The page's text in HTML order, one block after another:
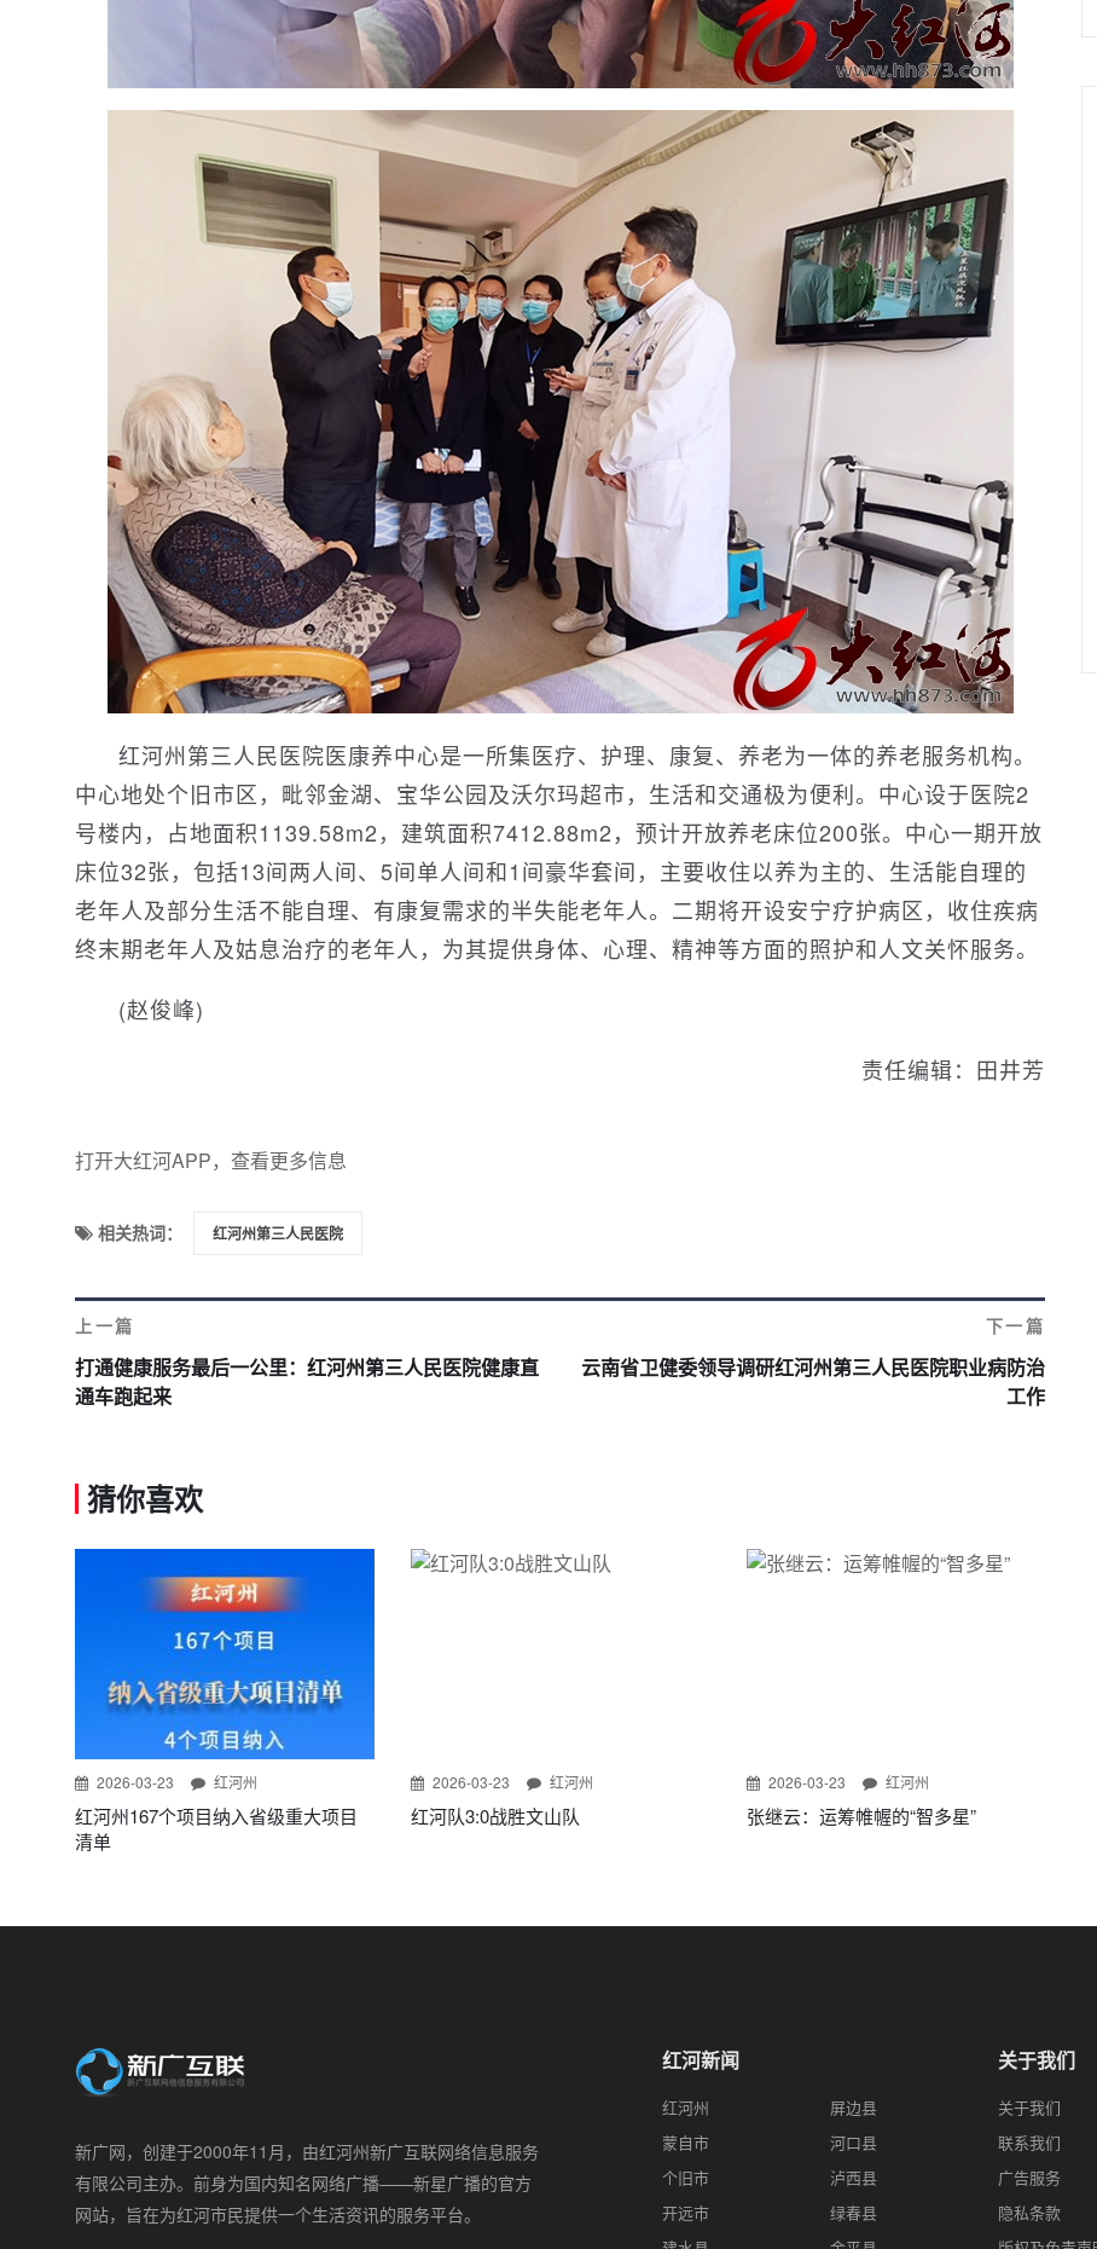
红河州第三人民医院医康养中心是一所集医疗、护理、康复、养老为一体的养老服务机构。
中心地处个旧市区，毗邻金湖、宝华公园及沃尔玛超市，生活和交通极为便利。中心设于医院2
号楼内，占地面积1139.58m2，建筑面积7412.88m2，预计开放养老床位200张。中心一期开放
床位32张，包括13间两人间、5间单人间和1间豪华套间，主要收住以养为主的、生活能自理的
老年人及部分生活不能自理、有康复需求的半失能老年人。二期将开设安宁疗护病区，收住疾病
终末期老年人及姑息治疗的老年人，为其提供身体、心理、精神等方面的照护和人文关怀服务。
(赵俊峰)
责任编辑：田井芳
打开大红河APP，查看更多信息
相关热词： 红河州第三人民医院
上一篇
打通健康服务最后一公里：红河州第三人民医院健康直
通车跑起来
下一篇
云南省卫健委领导调研红河州第三人民医院职业病防治
工作
猜你喜欢
2026-03-23 红河州
红河州167个项目纳入省级重大项目
清单
2026-03-23 红河州
红河队3:0战胜文山队
2026-03-23 红河州
张继云：运筹帷幄的“智多星”
新广网，创建于2000年11月，由红河州新广互联网络信息服务
有限公司主办。前身为国内知名网络广播——新星广播的官方
网站，旨在为红河市民提供一个生活资讯的服务平台。
红河新闻
红河州
蒙自市
个旧市
开远市
屏边县
河口县
泸西县
绿春县
关于我们
关于我们
联系我们
广告服务
隐私条款